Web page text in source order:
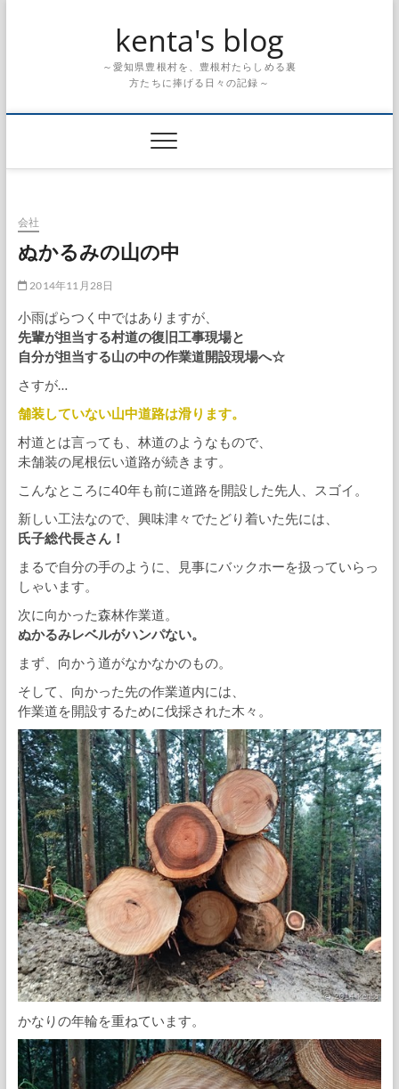
kenta's blog
～愛知県豊根村を、豊根村たらしめる裏
方たちに捧げる日々の記録～
会社
ぬかるみの山の中
2014年11月28日
小雨ぱらつく中ではありますが、
先輩が担当する村道の復旧工事現場と
自分が担当する山の中の作業道開設現場へ☆
さすが…
舗装していない山中道路は滑ります。
村道とは言っても、林道のようなもので、
未舗装の尾根伝い道路が続きます。
こんなところに40年も前に道路を開設した先人、スゴイ。
新しい工法なので、興味津々でたどり着いた先には、
氏子総代長さん！
まるで自分の手のように、見事にバックホーを扱っていらっ
しゃいます。
次に向かった森林作業道。
ぬかるみレベルがハンパない。
まず、向かう道がなかなかのもの。
そして、向かった先の作業道内には、
作業道を開設するために伐採された木々。
かなりの年輪を重ねています。